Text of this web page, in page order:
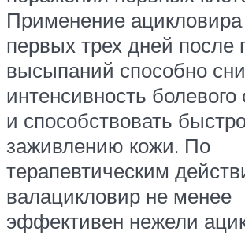
Применение ацикловира
первых трех дней после
высыпаний способно
интенсивность
и способствовать
заживлению кожи. По
терапевтическим
валацикловир не менее
эффективен нежели